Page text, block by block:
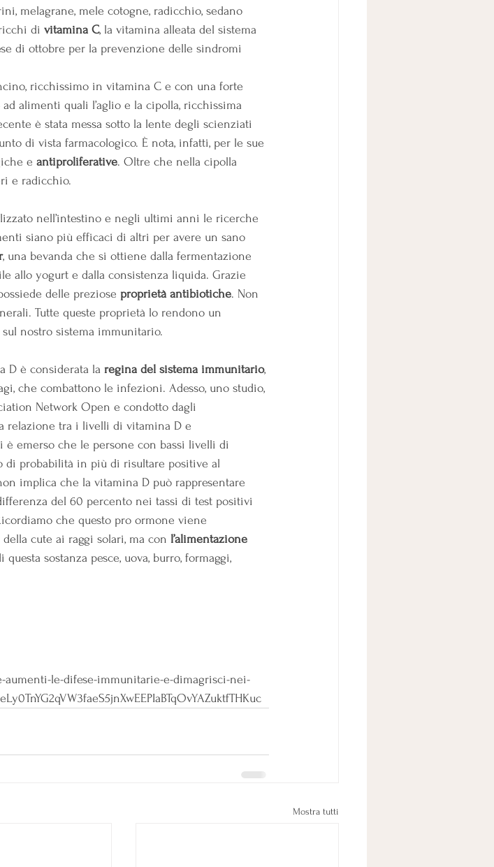
melagrane, mele cotogne, radicchio, sedano
di vitamina C, la vitamina alleata del sistema
di ottobre per la prevenzione delle sindromi
ricchissimo in vitamina C e con una forte
alimenti quali l’aglio e la cipolla, ricchissima
è stata messa sotto la lente degli scienziati
di vista farmacologico. È nota, infatti, per le sue
e antiproliferative. Oltre che nella cipolla
e radicchio.
nell’intestino e negli ultimi anni le ricerche
siano più efficaci di altri per avere un sano
, una bevanda che si ottiene dalla fermentazione
allo yogurt e dalla consistenza liquida. Grazie
delle preziose proprietà antibiotiche. Non
Tutte queste proprietà lo rendono un
nostro sistema immunitario.
D è considerata la regina del sistema immunitario,
che combattono le infezioni. Adesso, uno studio,
Network Open e condotto dagli
relazione tra i livelli di vitamina D e
è emerso che le persone con bassi livelli di
probabilità in più di risultare positive al
implica che la vitamina D può rappresentare
del 60 percento nei tassi di test positivi
che questo pro ormone viene
cute ai raggi solari, ma con l’alimentazione
sostanza pesce, uova, burro, formaggi,
le-difese-immunitarie-e-dimagrisci-nei-
Mostra tutti